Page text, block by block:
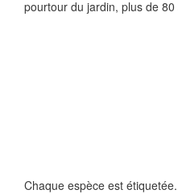
pourtour du jardin, plus de
Chaque espèce est